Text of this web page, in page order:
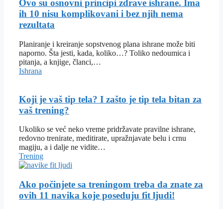
Ovo su osnovni principi zdrave ishrane. Ima
ih 10 nisu komplikovani i bez njih nema
rezultata
Planiranje i kreiranje sopstvenog plana ishrane može biti
naporno. Šta jesti, kada, koliko…? Toliko nedoumica i
pitanja, a knjige, članci,…
Ishrana
Koji je vaš tip tela? I zašto je tip tela bitan za
vaš trening?
Ukoliko se već neko vreme pridržavate pravilne ishrane,
redovno trenirate, meditirate, upražnjavate belu i crnu
magiju, a i dalje ne vidite…
Trening
Ako počinjete sa treningom treba da znate za
ovih 11 navika koje poseduju fit ljudi!